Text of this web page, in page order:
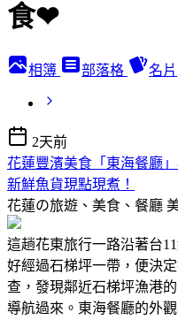
食❤
相簿 部落格 名片
2天前
花蓮豐濱美食「東海餐廳
新鮮魚貨現點現煮！
花蓮の旅遊、美食、餐廳
這趟花東旅行一路沿著台
好經過石梯坪一帶，便決
查，發現鄰近石梯坪漁港的
導航過來。東海餐廳的外